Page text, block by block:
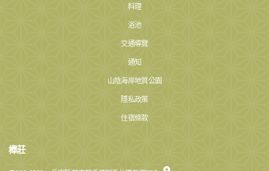
料理
浴池
交通導覽
通知
山陰海岸地質公園
隱私政策
住宿條款
櫸莊